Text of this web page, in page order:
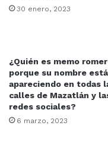
30 enero, 2023
¿Quién es memo
porque su nombre está
apareciendo en todas
calles de Mazatlán y
redes sociales?
6 marzo, 2023